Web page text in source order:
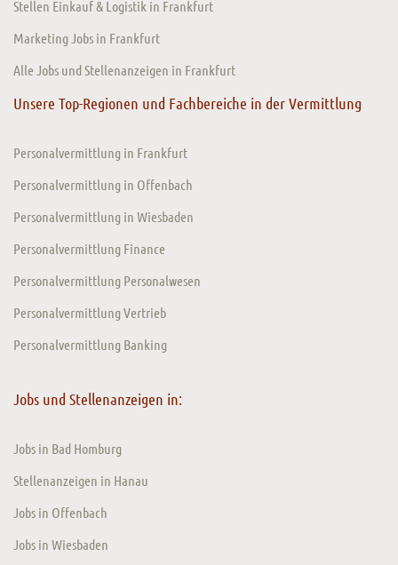
Stellen Einkauf & Logistik in Frankfurt
Marketing Jobs in Frankfurt
Alle Jobs und Stellenanzeigen in Frankfurt
Unsere Top-Regionen und Fachbereiche in der Vermittlung
Personalvermittlung in Frankfurt
Personalvermittlung in Offenbach
Personalvermittlung in Wiesbaden
Personalvermittlung Finance
Personalvermittlung Personalwesen
Personalvermittlung Vertrieb
Personalvermittlung Banking
Jobs und Stellenanzeigen in:
Jobs in Bad Homburg
Stellenanzeigen in Hanau
Jobs in Offenbach
Jobs in Wiesbaden